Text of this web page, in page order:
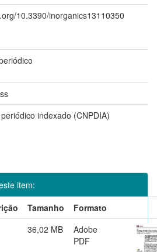
10.3390/inorganics13110350
indexado (CNPDIA)
item:
Tamanho
Formato
36,02 MB
Adobe
PDF